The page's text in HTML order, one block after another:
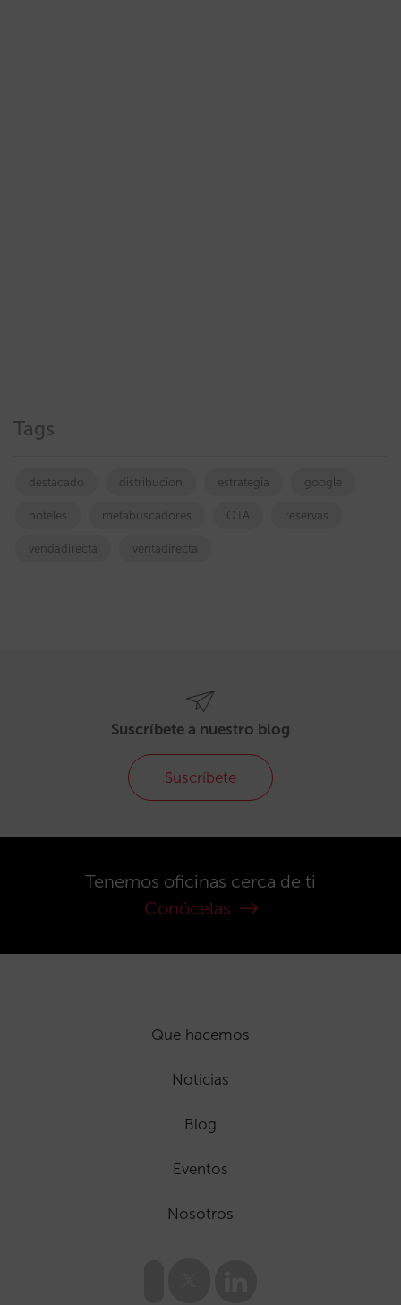
Tags
destacado distribucion estrategia google
hoteles metabuscadores OTA reservas
vendadirecta ventadirecta
Suscríbete a nuestro blog
Suscríbete
Tenemos oficinas cerca de ti
Conócelas
Que hacemos
Noticias
Blog
Eventos
Nosotros